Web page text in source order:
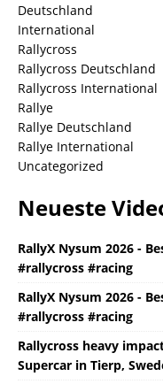
Deutschland
International
Rallycross
Rallycross Deutschland
Rallycross International
Rallye
Rallye Deutschland
Rallye International
Uncategorized
Neueste
RallyX Nysum 2026 -
#rallycross #racing
RallyX Nysum 2026 -
#rallycross #racing
Rallycross heavy
Supercar in Tierp,